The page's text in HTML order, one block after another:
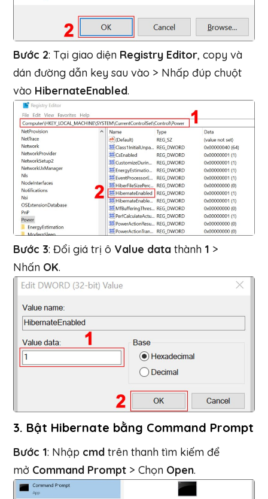
Bước 2: Tại giao diện Registry Editor, copy và
dán đường dẫn key sau vào > Nhấp đúp chuột
vào HibernateEnabled.
Bước 3: Đổi giá trị ô Value data thành 1 >
Nhấn OK.
3. Bật Hibernate bằng Command Prompt
Bước 1: Nhập cmd trên thanh tìm kiếm để
mở Command Prompt > Chọn Open.